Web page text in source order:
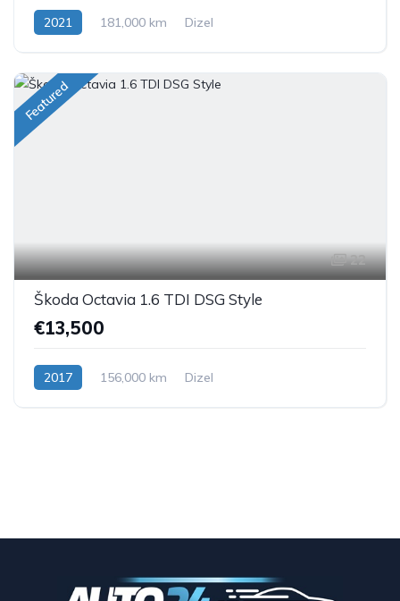
2021 181,000 km Dizel
Featured
22
Škoda Octavia 1.6 TDI DSG Style
€13,500
2017 156,000 km Dizel